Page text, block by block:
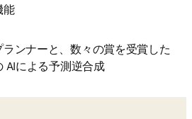
能
ンナーと、数々の賞を受賞した
AIによる予測逆合成